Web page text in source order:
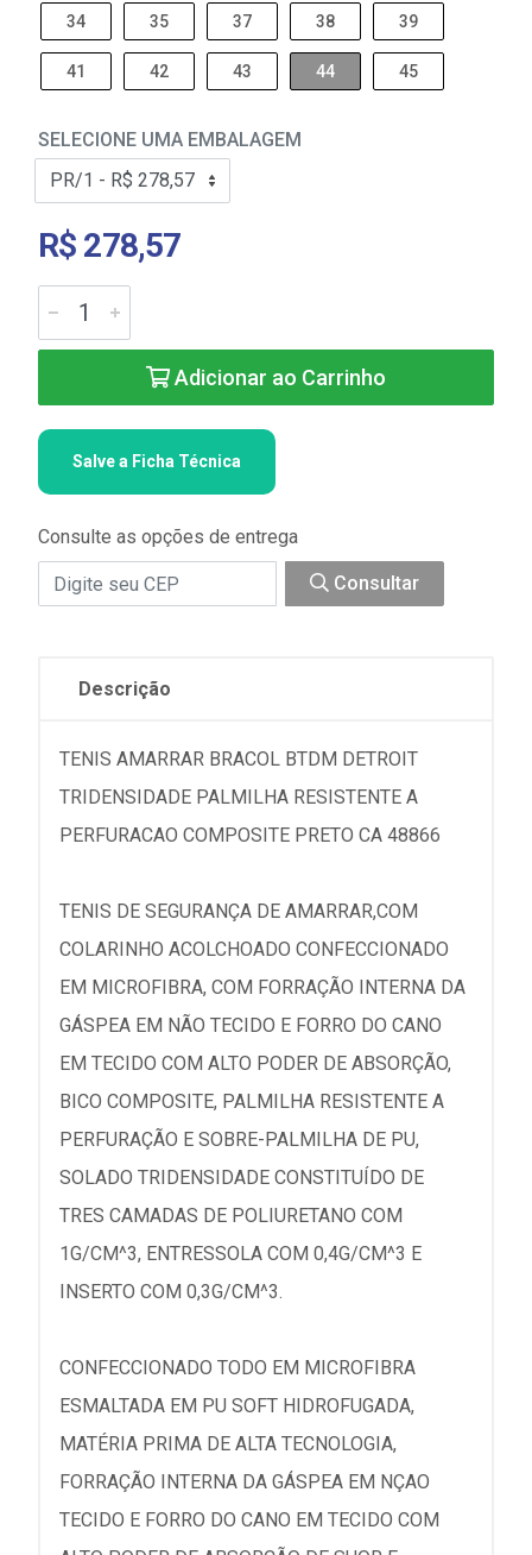
34 35 37 38 39
41 42 43 44 45
SELECIONE UMA EMBALAGEM
R$ 278,57
Adicionar ao Carrinho
Salve a Ficha Técnica
Consulte as opções de entrega
Consultar
Descrição
TENIS AMARRAR BRACOL BTDM DETROIT
TRIDENSIDADE PALMILHA RESISTENTE A
PERFURACAO COMPOSITE PRETO CA 48866
TENIS DE SEGURANÇA DE AMARRAR,COM
COLARINHO ACOLCHOADO CONFECCIONADO
EM MICROFIBRA, COM FORRAÇÃO INTERNA DA
GÁSPEA EM NÃO TECIDO E FORRO DO CANO
EM TECIDO COM ALTO PODER DE ABSORÇÃO,
BICO COMPOSITE, PALMILHA RESISTENTE A
PERFURAÇÃO E SOBRE-PALMILHA DE PU,
SOLADO TRIDENSIDADE CONSTITUÍDO DE
TRES CAMADAS DE POLIURETANO COM
1G/CM^3, ENTRESSOLA COM 0,4G/CM^3 E
INSERTO COM 0,3G/CM^3.
CONFECCIONADO TODO EM MICROFIBRA
ESMALTADA EM PU SOFT HIDROFUGADA,
MATÉRIA PRIMA DE ALTA TECNOLOGIA,
FORRAÇÃO INTERNA DA GÁSPEA EM NÇAO
TECIDO E FORRO DO CANO EM TECIDO COM